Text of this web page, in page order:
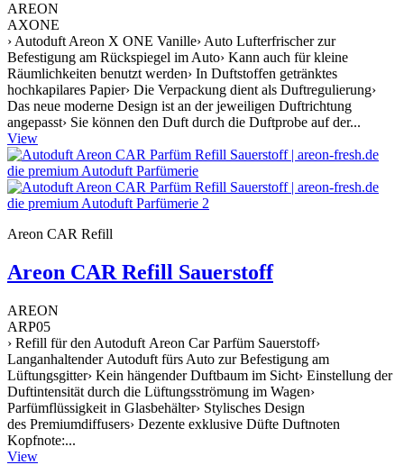
AREON
AXONE
› Autoduft Areon X ONE Vanille› Auto Lufterfrischer zur
Befestigung am Rückspiegel im Auto› Kann auch für kleine
Räumlichkeiten benutzt werden› In Duftstoffen getränktes
hochkapilares Papier› Die Verpackung dient als Duftregulierung›
Das neue moderne Design ist an der jeweiligen Duftrichtung
angepasst› Sie können den Duft durch die Duftprobe auf der...
View
Areon CAR Refill
Areon CAR Refill Sauerstoff
AREON
ARP05
› Refill für den Autoduft Areon Car Parfüm Sauerstoff›
Langanhaltender Autoduft fürs Auto zur Befestigung am
Lüftungsgitter› Kein hängender Duftbaum im Sicht› Einstellung der
Duftintensität durch die Lüftungsströmung im Wagen›
Parfümflüssigkeit in Glasbehälter› Stylisches Design
des Premiumdiffusers› Dezente exklusive Düfte Duftnoten
Kopfnote:...
View